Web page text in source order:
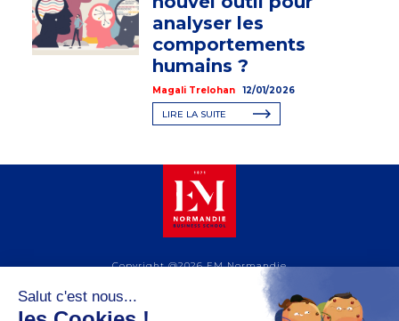
analyser les
comportements
humains ?
Magali Trelohan 12/01/2026
LIRE LA SUITE
Copyright @2026 EM Normandie